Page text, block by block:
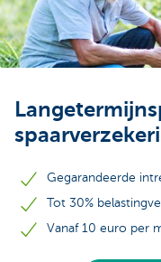
Brussels
Gegarandeerde
Tot 30%
Vanaf 10 euro per